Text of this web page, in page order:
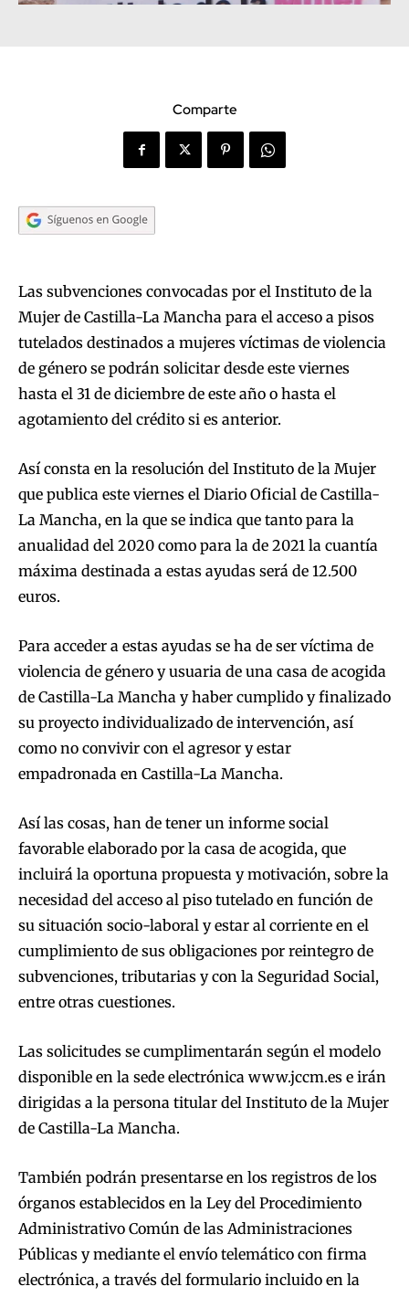
Comparte
Las subvenciones convocadas por el Instituto de la
Mujer de Castilla-La Mancha para el acceso a pisos
tutelados destinados a mujeres víctimas de violencia
de género se podrán solicitar desde este viernes
hasta el 31 de diciembre de este año o hasta el
agotamiento del crédito si es anterior.
Así consta en la resolución del Instituto de la Mujer
que publica este viernes el Diario Oficial de Castilla-
La Mancha, en la que se indica que tanto para la
anualidad del 2020 como para la de 2021 la cuantía
máxima destinada a estas ayudas será de 12.500
euros.
Para acceder a estas ayudas se ha de ser víctima de
violencia de género y usuaria de una casa de acogida
de Castilla-La Mancha y haber cumplido y finalizado
su proyecto individualizado de intervención, así
como no convivir con el agresor y estar
empadronada en Castilla-La Mancha.
Así las cosas, han de tener un informe social
favorable elaborado por la casa de acogida, que
incluirá la oportuna propuesta y motivación, sobre la
necesidad del acceso al piso tutelado en función de
su situación socio-laboral y estar al corriente en el
cumplimiento de sus obligaciones por reintegro de
subvenciones, tributarias y con la Seguridad Social,
entre otras cuestiones.
Las solicitudes se cumplimentarán según el modelo
disponible en la sede electrónica www.jccm.es e irán
dirigidas a la persona titular del Instituto de la Mujer
de Castilla-La Mancha.
También podrán presentarse en los registros de los
órganos establecidos en la Ley del Procedimiento
Administrativo Común de las Administraciones
Públicas y mediante el envío telemático con firma
electrónica, a través del formulario incluido en la